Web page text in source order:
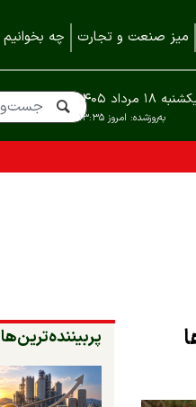
میز صنعت و تجارت چه بخوانیم
به‌روزشده: امروز ۱۳:۳۵
۱۸ مرداد ۱۴۰۵
پربیننده‌ترین‌ها